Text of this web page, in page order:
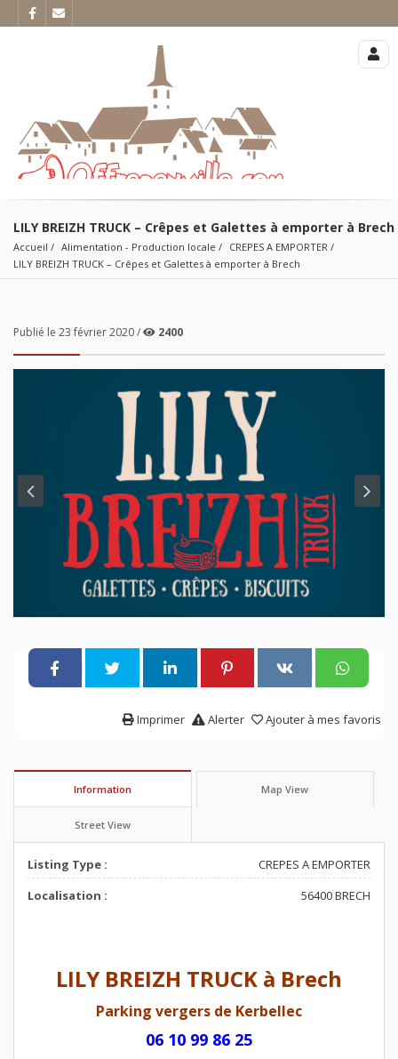
LILY BREIZH TRUCK – Crêpes et Galettes à emporter à Brech
Accueil Alimentation - Production locale
CREPES A EMPORTER
LILY BREIZH TRUCK – Crêpes et Galettes à emporter à Brech
Publié le 23 février 2020 / 2400
Ajouter à mes favoris
Alerter
Imprimer
Information Map View
Street View
Listing Type :
CREPES A EMPORTER
Localisation :
56400 BRECH
LILY BREIZH TRUCK à Brech
Parking vergers de Kerbellec
06 10 99 86 25